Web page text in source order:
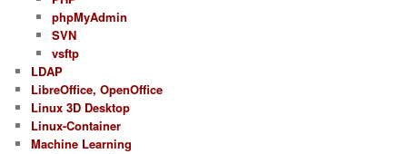
phpMyAdmin
SVN
vsftp
LDAP
LibreOffice, OpenOffice
Linux 3D Desktop
Linux-Container
Machine Learning